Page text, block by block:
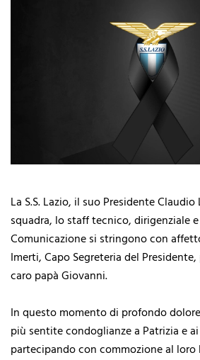
La S.S. Lazio, il suo Presidente
squadra, lo staff tecnico, dirigenziale
Comunicazione si stringono con
Imerti, Capo Segreteria del
caro papà Giovanni.
In questo momento di profondo
più sentite condoglianze a Patrizia e
partecipando con commozione al